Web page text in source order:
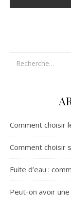
Comment choisir
Comment choisir
Fuite d’eau :
Peut-on avoir